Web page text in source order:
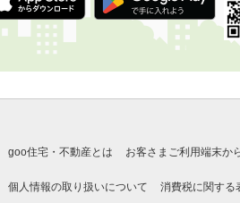
goo住宅・不動産とは お客さまご利用端末か
個人情報の取り扱いについて 消費税に関する